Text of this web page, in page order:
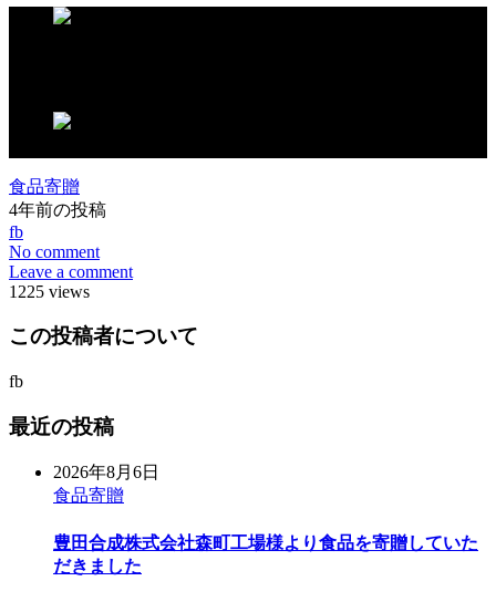
食品寄贈
4年前の投稿
fb
No comment
Leave a comment
1225 views
この投稿者について
fb
最近の投稿
2026年8月6日
食品寄贈
豊田合成株式会社森町工場様より食品を寄贈していた
だきました